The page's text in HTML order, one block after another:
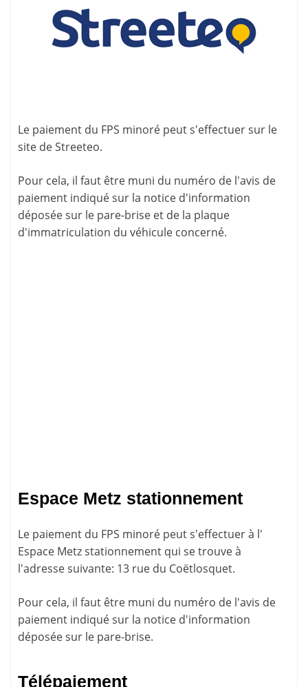
Le paiement du FPS minoré peut s'effectuer sur le
site deStreeteo.
Pour cela, il faut être muni du numéro de l'avis de
paiement indiqué sur la notice d'information
déposée sur le pare-brise et de la plaque
d'immatriculation du véhicule concerné.
Espace Metz stationnement
Le paiement du FPS minoré peut s'effectuer à l'
Espace Metz stationnement qui se trouve à
l'adresse suivante: 13 rue du Coëtlosquet.
Pour cela, il faut être muni du numéro de l'avis de
paiement indiqué sur la notice d'information
déposée sur le pare-brise.
Télépaiement